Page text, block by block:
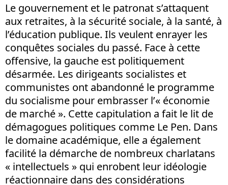
Le gouvernement et le patronat s’attaquent
aux retraites, à la sécurité sociale, à la santé, à
l’éducation publique. Ils veulent enrayer les
conquêtes sociales du passé. Face à cette
offensive, la gauche est politiquement
désarmée. Les dirigeants socialistes et
communistes ont abandonné le programme
du socialisme pour embrasser l’« économie
de marché ». Cette capitulation a fait le lit de
démagogues politiques comme Le Pen. Dans
le domaine académique, elle a également
facilité la démarche de nombreux charlatans
« intellectuels » qui enrobent leur idéologie
réactionnaire dans des considérations